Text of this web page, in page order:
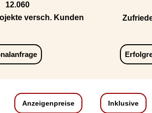
12.060
versch. Kunden
Anzeigenpreise Inklusive